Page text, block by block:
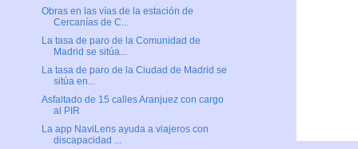
Obras en las vías de la estación de
Cercanías de C...
La tasa de paro de la Comunidad de
Madrid se sitúa...
La tasa de paro de la Ciudad de Madrid se
sitúa en...
Asfaltado de 15 calles Aranjuez con cargo
al PIR
La app NaviLens ayuda a viajeros con
discapacidad ...